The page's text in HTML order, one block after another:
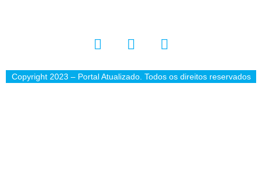
Copyright 2023 – Portal Atualizado. Todos os direitos reservados